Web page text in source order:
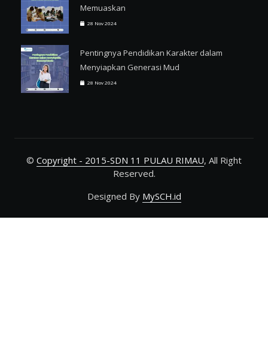
Memuaskan
28 Nov 2024
Pentingnya Pendidikan Karakter dalam
Menyiapkan Generasi Mud
28 Nov 2024
© Copyright - 2015-SDN 11 PULAU RIMAU, All Right
Reserved.
Designed By MySCH.id